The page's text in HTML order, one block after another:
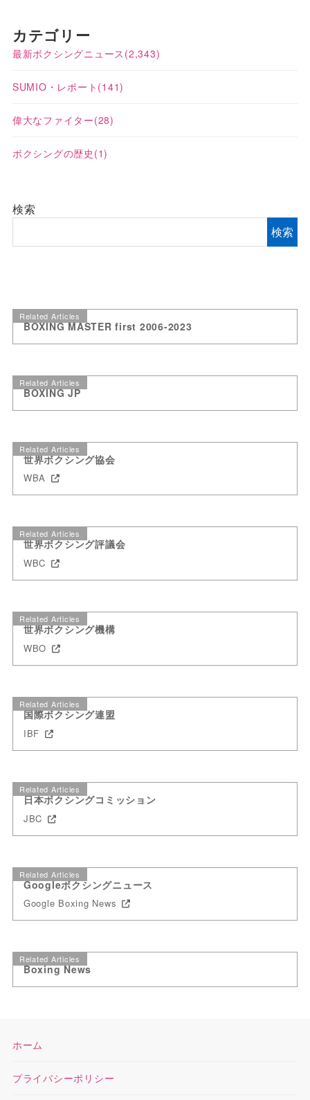
カテゴリー
最新ボクシングニュース (2,343)
SUMIO・レポート (141)
偉大なファイター(28)
ボクシングの歴史 (1)
検索
検索
Related Articles
BOXING MASTER first 2006-2023
Related Articles
BOXING JP
Related Articles
世界ボクシング協会
WBA
Related Articles
世界ボクシング評議会
WBC
Related Articles
世界ボクシング機構
WBO
Related Articles
国際ボクシング連盟
IBF
Related Articles
日本ボクシングコミッション
JBC
Related Articles
Googleボクシングニュース
Google Boxing News
Related Articles
Boxing News
ホーム
プライバシーポリシー